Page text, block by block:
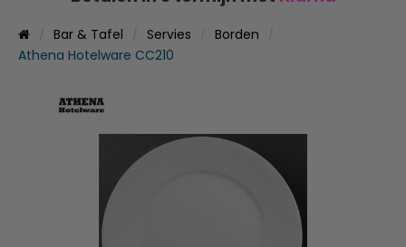
Bar & Tafel Servies
Borden
Athena Hotelware CC210